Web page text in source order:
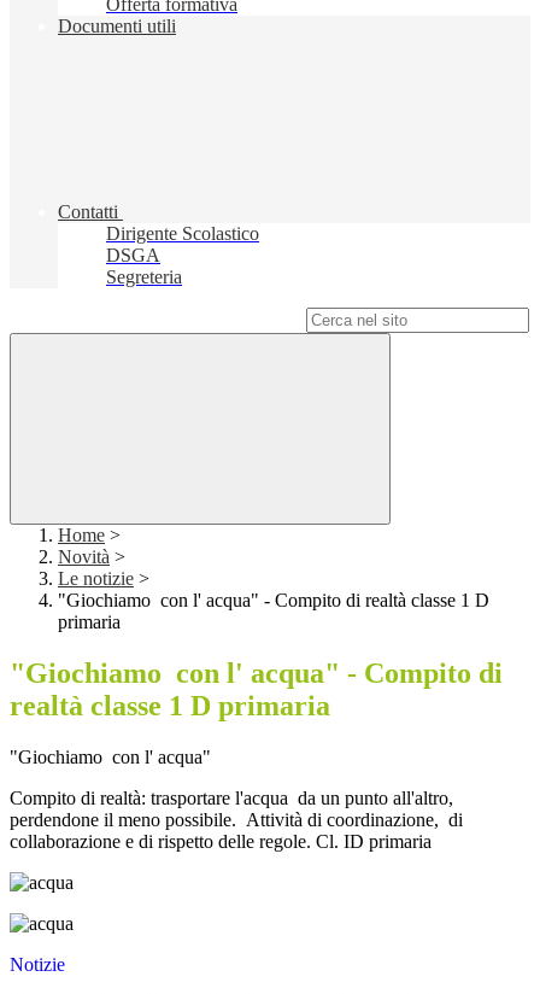
Offerta formativa
Documenti utili
Contatti
Dirigente Scolastico
DSGA
Segreteria
Home >
Novità >
Le notizie >
"Giochiamo con l' acqua" - Compito di realtà classe 1 D
primaria
"Giochiamo con l' acqua" - Compito di
realtà classe 1 D primaria
"Giochiamo con l' acqua"
Compito di realtà: trasportare l'acqua da un punto all'altro,
perdendone il meno possibile. Attività di coordinazione, di
collaborazione e di rispetto delle regole. Cl. ID primaria
Notizie